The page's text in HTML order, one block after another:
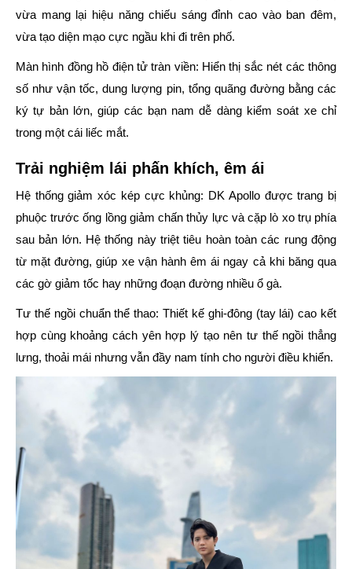
vừa mang lại hiệu năng chiếu sáng đỉnh cao vào ban đêm,
vừa tạo diện mạo cực ngầu khi đi trên phố.
Màn hình đồng hồ điện tử tràn viền: Hiển thị sắc nét các thông
số như vận tốc, dung lượng pin, tổng quãng đường bằng các
ký tự bản lớn, giúp các bạn nam dễ dàng kiểm soát xe chỉ
trong một cái liếc mắt.
Trải nghiệm lái phấn khích, êm ái
Hệ thống giảm xóc kép cực khủng: DK Apollo được trang bị
phuộc trước ống lồng giảm chấn thủy lực và cặp lò xo trụ phía
sau bản lớn. Hệ thống này triệt tiêu hoàn toàn các rung động
từ mặt đường, giúp xe vận hành êm ái ngay cả khi băng qua
các gờ giảm tốc hay những đoạn đường nhiều ổ gà.
Tư thế ngồi chuẩn thể thao: Thiết kế ghi-đông (tay lái) cao kết
hợp cùng khoảng cách yên hợp lý tạo nên tư thế ngồi thẳng
lưng, thoải mái nhưng vẫn đầy nam tính cho người điều khiển.